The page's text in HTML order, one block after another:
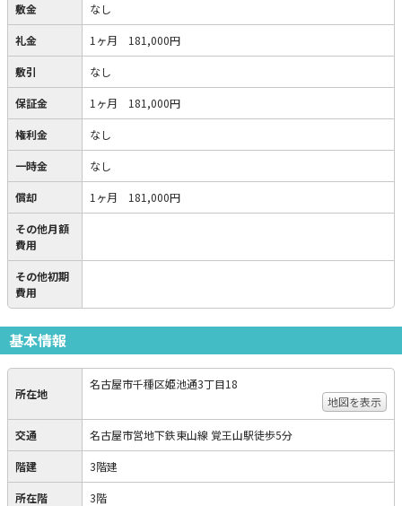
敷金 なし
礼金 1ヶ月 181,000円
敷引 なし
保証金 1ヶ月 181,000円
権利金 なし
一時金 なし
償却 1ヶ月 181,000円
その他月額
費用
その他初期
費用
基本情報
所在地
名古屋市千種区姫池通3丁目18
地図を表示
交通 名古屋市営地下鉄東山線 覚王山駅徒歩5分
階建 3階建
所在階 3階